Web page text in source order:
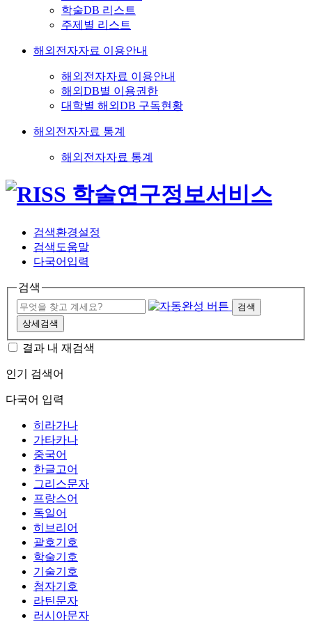
학술DB 리스트
주제별 리스트
해외전자자료 이용안내
해외전자자료 이용안내
해외DB별 이용권한
대학별 해외DB 구독현황
해외전자자료 통계
해외전자자료 통계
검색환경설정
검색도움말
다국어입력
검색
검색
상세검색
결과 내 재검색
인기 검색어
다국어 입력
히라가나
가타카나
중국어
한글고어
그리스문자
프랑스어
독일어
히브리어
괄호기호
학술기호
기술기호
첨자기호
라틴문자
러시아문자